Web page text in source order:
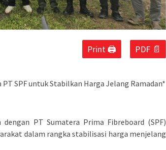
Print 🖨 PDF 📄
SPF untuk Stabilkan Harga Jelang Ramadan*
PT Sumatera Prima Fibreboard (SPF)
dalam rangka stabilisasi harga menjelang